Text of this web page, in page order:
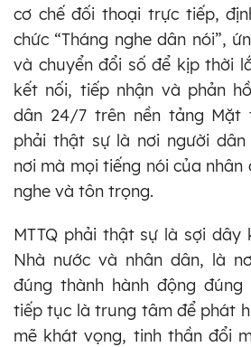
cơ chế đối thoại trực tiếp,
chức “Tháng nghe dân nói”,
và chuyển đổi số để kịp thời
kết nối, tiếp nhận và phản
dân 24/7 trên nền tảng Mặt
phải thật sự là nơi người
nơi mà mọi tiếng nói của nhân
nghe và tôn trọng.
MTTQ phải thật sự là sợi dây
Nhà nước và nhân dân, là
đúng thành hành động
tiếp tục là trung tâm để phát
mẽ khát vọng, tinh thần đổi